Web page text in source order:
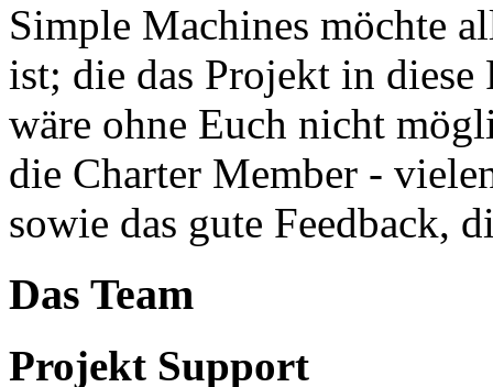
Simple Machines möchte
ist; die das Projekt in
wäre ohne Euch nicht
die Charter Member -
sowie das gute Feedback,
Das Team
Projekt Support